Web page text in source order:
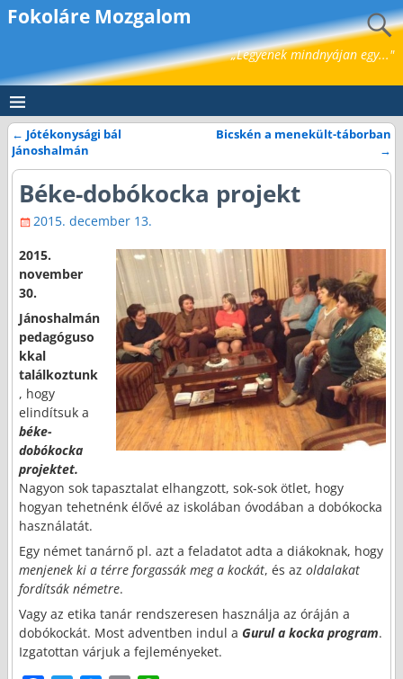
Fokoláre Mozgalom
„Legyenek mindnyájan egy..."
Bejegyzés navigáció
← Jótékonysági bál
Jánoshalmán
Bicskén a menekült-táborban
→
Béke-dobókocka projekt
2015. december 13.
2015.
november
30.
Jánoshalmán
pedagóguso
kkal
találkoztunk
, hogy
elindítsuk a
béke-
dobókocka
projektet.
Nagyon sok tapasztalat elhangzott, sok-sok ötlet, hogy
hogyan tehetnénk élővé az iskolában óvodában a dobókocka
használatát.
Egy német tanárnő pl. azt a feladatot adta a diákoknak, hogy
menjenek ki a térre forgassák meg a kockát, és az oldalakat
fordítsák németre.
Vagy az etika tanár rendszeresen használja az óráján a
dobókockát. Most adventben indul a Gurul a kocka program.
Izgatottan várjuk a fejleményeket.